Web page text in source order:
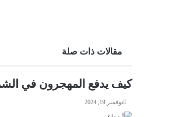
مقالات ذات صلة
كيف يدفع المهجرون في
نوفمبر 19, 2024